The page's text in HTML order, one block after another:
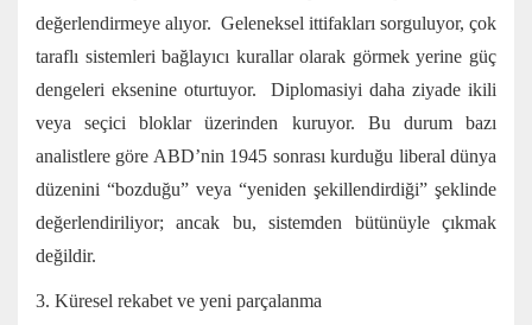
değerlendirmeye alıyor. Geleneksel ittifakları sorguluyor, çok
taraflı sistemleri bağlayıcı kurallar olarak görmek yerine güç
dengeleri eksenine oturtuyor. Diplomasiyi daha ziyade ikili
veya seçici bloklar üzerinden kuruyor. Bu durum bazı
analistlere göre ABD’nin 1945 sonrası kurduğu liberal dünya
düzenini “bozduğu” veya “yeniden şekillendirdiği” şeklinde
değerlendiriliyor; ancak bu, sistemden bütünüyle çıkmak
değildir.
3. Küresel rekabet ve yeni parçalanma